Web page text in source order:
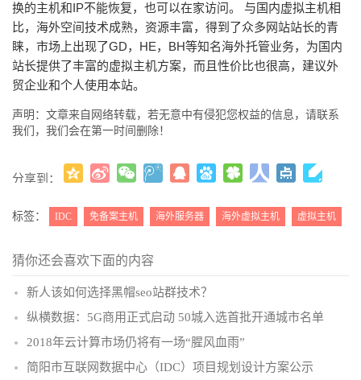
换的主机和IP不能恢复，也可以在家访问。 与国内虚拟主机相
比，海外空间技术成熟，资源丰富，得到了众多网站站长的青
睐，市场上出现了GD，HE，BH等知名海外托管业务，为国内
站长提供了丰富的虚拟主机方案，而且性价比也很高，建议外
贸企业和个人使用本站。
声明：文章来自网络转载，若无意中有侵犯您权益的信息，请联系
我们，我们会在第一时间删除！
分享到：
( )
标签： IDC 免备案主机 海外服务器 海外虚拟主机 虚拟主机
猜你还会喜欢下面的内容
新人该如何选择黑帽seo站群技术？
纵横数据：5G商用正式启动 50城入选首批开通城市名单
2018年云计算市场仍将有一场“腥风血雨”
简阳市互联网数据中心（IDC）项目规划设计方案公示